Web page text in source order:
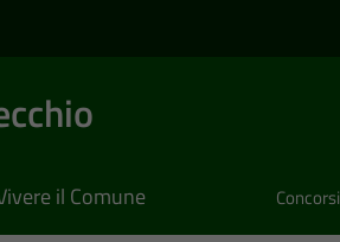
il Comune Concorsi